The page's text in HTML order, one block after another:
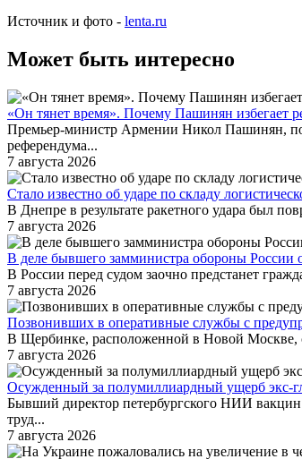
Источник и фото - lenta.ru
Может быть интересно
«Он тянет время». Почему Пашинян избегает
Премьер-министр Армении Никол Пашинян,
референдума...
7 августа 2026
Стало известно об ударе по складу
В Днепре в результате ракетного удара был
7 августа 2026
В деле бывшего замминистра обороны России
В России перед судом заочно предстанет
7 августа 2026
Позвонивших в оперативные службы с
В Щербинке, расположенной в Новой Москве,
7 августа 2026
Осужденный за полумиллиардный ущерб экс-
Бывший директор петербургского НИИ
труд...
7 августа 2026